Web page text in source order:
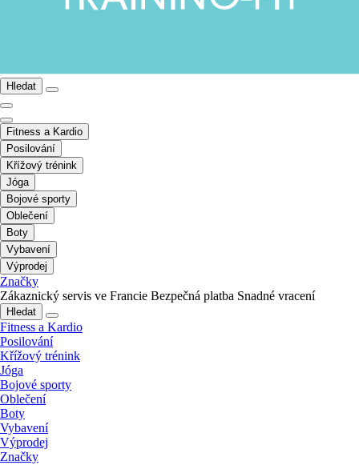
Hledat
Fitness a Kardio
Posilování
Křížový trénink
Jóga
Bojové sporty
Oblečení
Boty
Vybavení
Výprodej
Značky
Zákaznický servis ve Francie Bezpečná platba Snadné vracení
Hledat
Fitness a Kardio
Posilování
Křížový trénink
Jóga
Bojové sporty
Oblečení
Boty
Vybavení
Výprodej
Značky